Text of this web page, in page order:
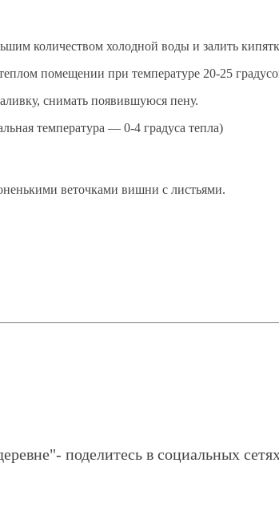
количеством холодной воды и залить
помещении при температуре 20-25
снимать появившуюся пену.
температура — 0-4 градуса тепла)
веточками вишни с листьями.
поделитесь в социальных